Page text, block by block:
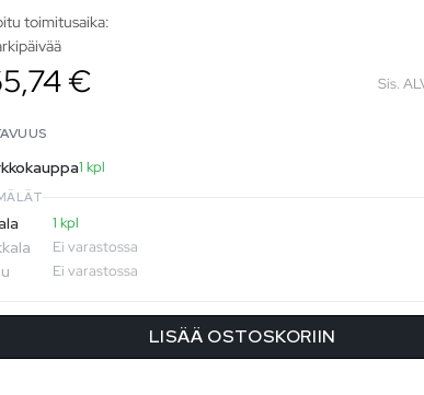
toimitusaika:
€ Sis.
1 kpl
1 kpl
Ei varastossa
Ei varastossa
LISÄÄ OSTOSKORIIN